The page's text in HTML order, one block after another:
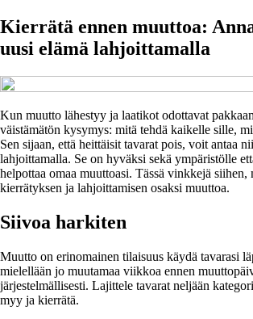
Kierrätä ennen muuttoa:
uusi elämä lahjoittamalla
Kun muutto lähestyy ja laatikot odottavat
väistämätön kysymys: mitä tehdä kaikelle sille,
Sen sijaan, että heittäisit tavarat pois, voit antaa
lahjoittamalla. Se on hyväksi sekä ympäristölle
helpottaa omaa muuttoasi. Tässä vinkkejä siihen,
kierrätyksen ja lahjoittamisen osaksi muuttoa.
Siivoa harkiten
Muutto on erinomainen tilaisuus käydä tavarasi
mielellään jo muutamaa viikkoa ennen
järjestelmällisesti. Lajittele tavarat neljään
myy ja kierrätä.